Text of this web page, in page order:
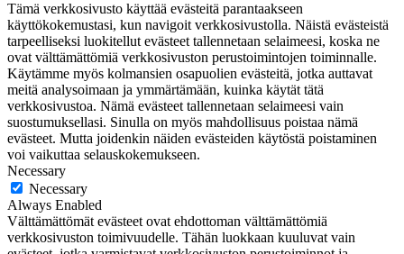
Tämä verkkosivusto käyttää evästeitä parantaakseen
käyttökokemustasi, kun navigoit verkkosivustolla. Näistä evästeistä
tarpeelliseksi luokitellut evästeet tallennetaan selaimeesi, koska ne
ovat välttämättömiä verkkosivuston perustoimintojen toiminnalle.
Käytämme myös kolmansien osapuolien evästeitä, jotka auttavat
meitä analysoimaan ja ymmärtämään, kuinka käytät tätä
verkkosivustoa. Nämä evästeet tallennetaan selaimeesi vain
suostumuksellasi. Sinulla on myös mahdollisuus poistaa nämä
evästeet. Mutta joidenkin näiden evästeiden käytöstä poistaminen
voi vaikuttaa selauskokemukseen.
Necessary
Necessary
Always Enabled
Välttämättömät evästeet ovat ehdottoman välttämättömiä
verkkosivuston toimivuudelle. Tähän luokkaan kuuluvat vain